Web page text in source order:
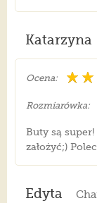
Katarzyna
Ocena:
Rozmiarówka:
Buty są
założyć;)
Edyta